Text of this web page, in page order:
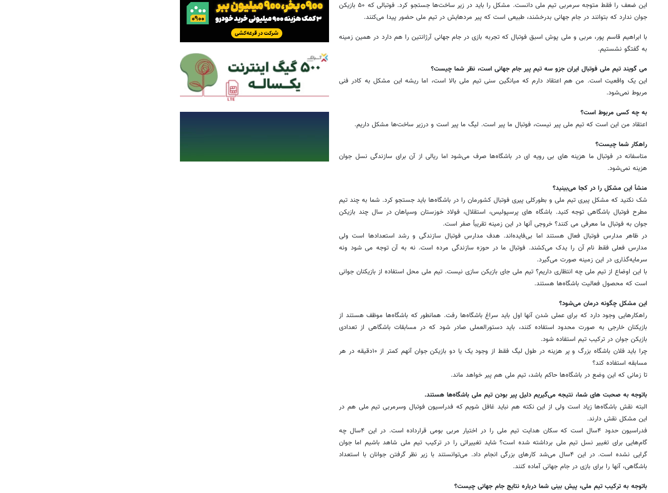
این ضعف را فقط متوجه سرمربی تیم ملی دانست. مشکل را باید در زیر ساخت‌ها جستجو کرد. فوتبالی که ۵۰ بازیکن
جوان ندارد که بتوانند در جام جهانی بدرخشند، طبیعی است که پیر مردهایش در تیم ملی حضور پیدا می‌کنند.
با ابراهیم قاسم پور، مربی و ملی پوش اسبق فوتبال که تجربه بازی در جام جهانی آرژانتین را هم دارد در همین زمینه
به گفتگو نشستیم.
می گویند تیم ملی فوتبال ایران جزو سه تیم پیر جام جهانی است، نظر شما چیست؟
این یک واقعیت است. من هم اعتقاد دارم که میانگین سنی تیم ملی بالا است، اما ریشه این مشکل به کادر فنی
مربوط نمی‌شود.
به چه کسی مربوط است؟
اعتقاد من این است که تیم ملی پیر نیست، فوتبال ما پیر است. لیگ ما پیر است و درزیر ساخت‌ها مشکل داریم.
راهکار شما چیست؟
متاسفانه در فوتبال ما هزینه های بی رویه ای در باشگاه‌ها صرف می‌شود اما ریالی از آن برای سازندگی نسل جوان
هزینه نمی‌شود.
منشأ این مشکل را در کجا می‌بینید؟
شک نکنید که مشکل پیری تیم ملی و بطورکلی پیری فوتبال کشورمان را در باشگاه‌ها باید جستجو کرد. شما به چند تیم
مطرح فوتبال باشگاهی توجه کنید. باشگاه های پرسپولیس، استقلال، فولاد خوزستان وسپاهان در سال چند بازیکن
جوان به فوتبال ما معرفی می کنند؟ خروجی آنها در این زمینه تقریباً صفر است.
در ظاهر مدارس فوتبال فعال هستند اما بی‌فایده‌اند. هدف مدارس فوتبال سازندگی و رشد استعدادها است ولی
مدارس فعلی فقط نام آن را یدک می‌کشند. فوتبال ما در حوزه سازندگی مرده است. نه به آن توجه می شود ونه
سرمایه‌گذاری در این زمینه صورت می‌گیرد.
با این اوضاع از تیم ملی چه انتظاری داریم؟ تیم ملی جای بازیکن سازی نیست. تیم ملی محل استفاده از بازیکنان جوانی
است که محصول فعالیت باشگاه‌ها هستند.
این مشکل چگونه درمان می‌شود؟
راهکارهایی وجود دارد که برای عملی شدن آنها اول باید سراغ باشگاه‌ها رفت. همانطور که باشگاه‌ها موظف هستند از
بازیکنان خارجی به صورت محدود استفاده کنند، باید دستورالعملی صادر شود که در مسابقات باشگاهی از تعدادی
بازیکن جوان در ترکیب تیم استفاده شود.
چرا باید فلان باشگاه بزرگ و پر هزینه در طول لیگ فقط از وجود یک یا دو بازیکن جوان آنهم کمتر از ۱۰دقیقه در هر
مسابقه استفاده کند؟
تا زمانی که این وضع در باشگاه‌ها حاکم باشد، تیم ملی هم پیر خواهد ماند.
باتوجه به صحبت های شما، نتیجه می‌گیریم دلیل پیر بودن تیم ملی باشگاه‌ها هستند.
البته نقش باشگاه‌ها زیاد است ولی از این نکته هم نباید غافل شویم که فدراسیون فوتبال وسرمربی تیم ملی هم در
این مشکل نقش دارند.
فدراسیون حدود ۴سال است که سکان هدایت تیم ملی را در اختیار مربی بومی قرارداده است. در این ۴سال چه
گام‌هایی برای تغییر نسل تیم ملی برداشته شده است؟ شاید تغییراتی را در ترکیب تیم ملی شاهد باشیم اما جوان
گرایی نشده است. در این ۴سال می‌شد کارهای بزرگی انجام داد. می‌توانستند با زیر نظر گرفتن جوانان با استعداد
باشگاهی، آنها را برای بازی در جام جهانی آماده کنند.
باتوجه به ترکیب تیم ملی، پیش بینی شما درباره نتایج جام جهانی چیست؟